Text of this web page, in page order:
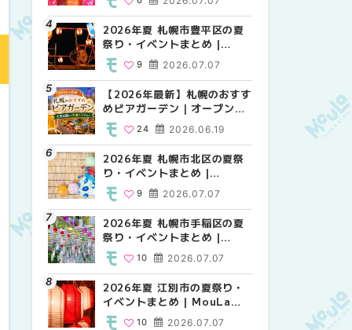
2026年夏 札幌市豊平区の夏
祭り・イベントまとめ |
MouLa HOKKAIDO
2026.07.07
9
【2026年最新】札幌のおすす
めビアガーデン｜オープン日
順に徹底紹介！大通公園から
穴場テラスまで | MouLa
HOKKAIDO
2026.06.19
24
2026年夏 札幌市北区の夏祭
り・イベントまとめ |
MouLa HOKKAIDO
2026.07.07
9
2026年夏 札幌市手稲区の夏
祭り・イベントまとめ |
MouLa HOKKAIDO
2026.07.07
10
2026年夏 江別市の夏祭り・
イベントまとめ | MouLa
HOKKAIDO 2026.07.07
10
2026年夏 札幌市手稲区の夏
祭り・イベントまとめ |
10
2026年夏 札幌市北区の夏祭
り・イベントまとめ |
9
2026年夏 札幌市清田区の夏
祭り・イベントまとめ |
6
2026年夏 札幌市豊平区の夏
祭り・イベントまとめ |
9
2026年夏 札幌市南区の夏祭
り・イベントまとめ |
8
2026年夏 札幌市西区の夏祭
り・イベントまとめ |
13
2026年夏 札幌市手稲区の夏
祭り・イベントまとめ |
10
2026年夏 札幌市清田区の夏
祭り・イベントまとめ |
6
札幌の麻辣湯（マーラータ
ン）おすすめ専門店6選！本
徹底比較 | MouLa
HOKKAIDO
5
2026年夏 札幌市豊平区の夏
祭り・イベントまとめ |
9